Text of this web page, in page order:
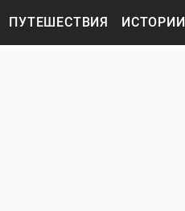
ПУТЕШЕСТВИЯ ИСТОРИИ